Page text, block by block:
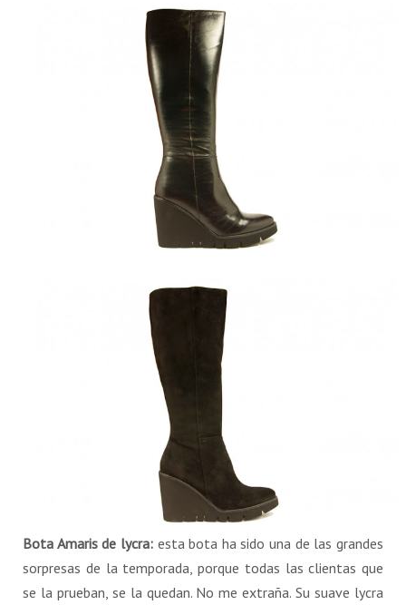
Bota Amaris de lycra:esta bota ha sido una de las grandes
sorpresas de la temporada, porque todas las clientas que
se la prueban, se la quedan. No me extraña. Su suave lycra